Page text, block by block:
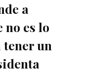
a
es lo
tener un